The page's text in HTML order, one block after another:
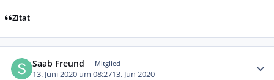
Zitat
Saab Freund Mitglied
13. Juni 2020 um 08:2713. Jun 2020